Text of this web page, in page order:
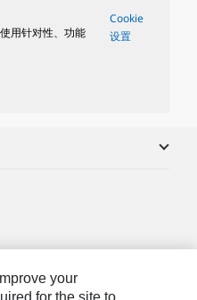
用针对性、功能
Cookie
设置
your
for the site to